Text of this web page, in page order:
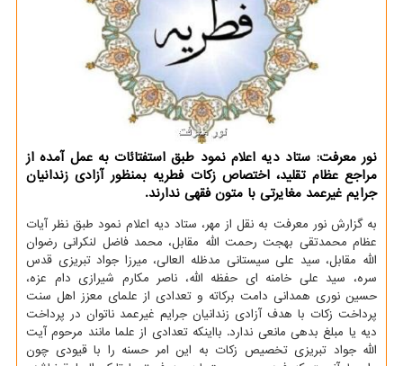
نور معرفت: ستاد دیه اعلام نمود طبق استفتائات به عمل آمده از
مراجع عظام تقلید، اختصاص زکات فطریه بمنظور آزادی زندانیان
جرایم غیرعمد مغایرتی با متون فقهی ندارند.
به گزارش نور معرفت به نقل از مهر، ستاد دیه اعلام نمود طبق نظر آیات
عظام محمدتقی بهجت رحمت الله مقابل، محمد فاضل لنکرانی رضوان
الله مقابل، سید علی سیستانی مدظله العالی، میرزا جواد تبریزی قدس
سره، سید علی خامنه ای حفظه الله، ناصر مکارم شیرازی دام عزه،
حسین نوری همدانی دامت برکاته و تعدادی از علمای معزز اهل سنت
پرداخت زکات با هدف آزادی زندانیان جرایم غیرعمد ناتوان در پرداخت
دیه یا مبلغ بدهی مانعی ندارد. بااینکه تعدادی از علما مانند مرحوم آیت
الله جواد تبریزی تخصیص زکات به این امر حسنه را با قیودی چون